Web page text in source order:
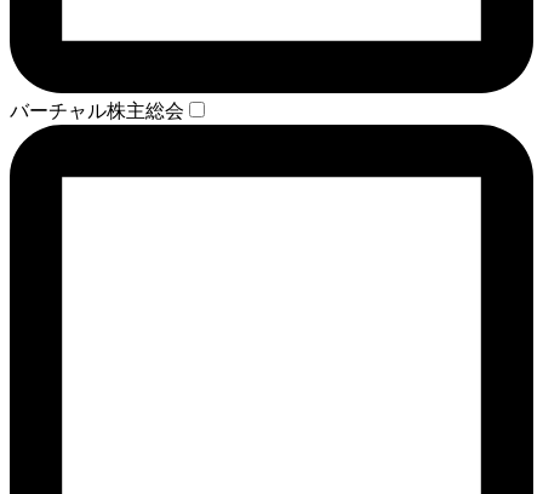
バーチャル株主総会